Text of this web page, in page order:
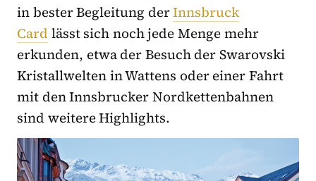
in bester Begleitung derInnsbruck
Card lässt sich noch jede Menge mehr
erkunden, etwa der Besuch der Swarovski
Kristallwelten in Wattens oder einer Fahrt
mit den Innsbrucker Nordkettenbahnen
sind weitere Highlights.